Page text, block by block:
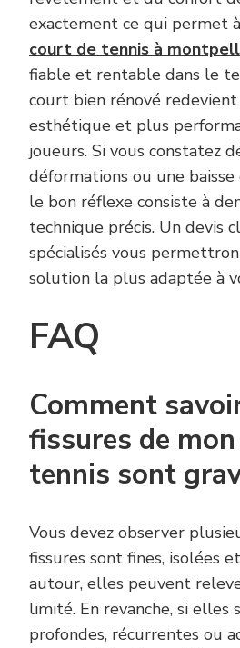
exactement ce qui permet
court de tennis à
fiable et rentable dans le
court bien rénové
esthétique et plus
joueurs. Si vous constatez
déformations ou une
le bon réflexe consiste à
technique précis. Un devis
spécialisés vous
solution la plus adaptée à
FAQ
Comment
fissures de
tennis sont
Vous devez observer
fissures sont fines, isolées
autour, elles peuvent
limité. En revanche, si elles
profondes, récurrentes ou